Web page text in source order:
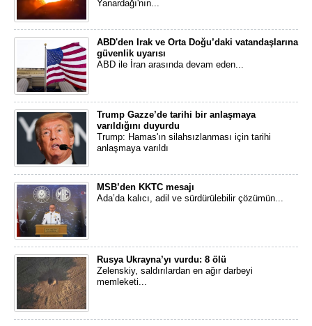
Yanardağı'nın...
ABD'den Irak ve Orta Doğu’daki vatandaşlarına
güvenlik uyarısı
ABD ile İran arasında devam eden...
Trump Gazze’de tarihi bir anlaşmaya
varıldığını duyurdu
Trump: Hamas'ın silahsızlanması için tarihi
anlaşmaya varıldı
MSB’den KKTC mesajı
Ada’da kalıcı, adil ve sürdürülebilir çözümün...
Rusya Ukrayna’yı vurdu: 8 ölü
Zelenskiy, saldırılardan en ağır darbeyi
memleketi...